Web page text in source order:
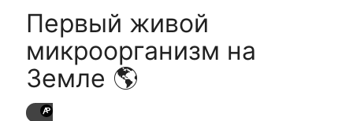
Первый живой
микроорганизм на
Земле 🌎